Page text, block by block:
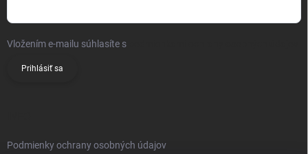
Vložením e-mailu súhlasíte s
Prihlásiť sa
Podmienky ochrany osobných údajov